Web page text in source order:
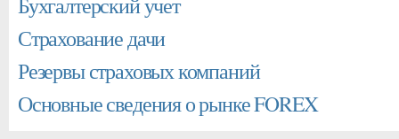
Страхование дачи
Резервы страховых компаний
Основные сведения о рынке FOREX